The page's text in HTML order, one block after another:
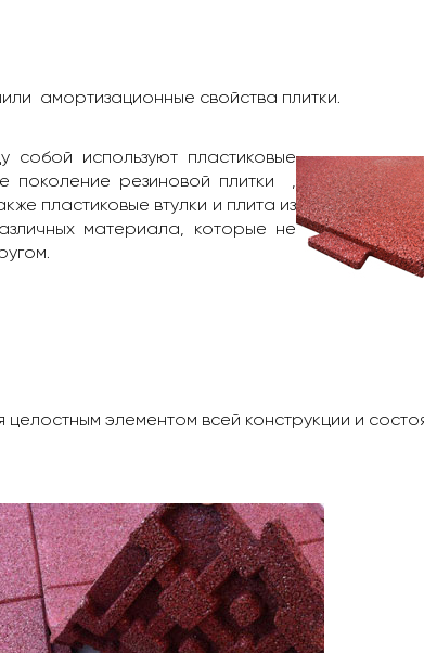
амортизационные свойства плитки.
собой используют пластиковые
поколение резиновой плитки ,
пластиковые втулки и плита из
материала, которые не
целостным элементом всей конструкции и